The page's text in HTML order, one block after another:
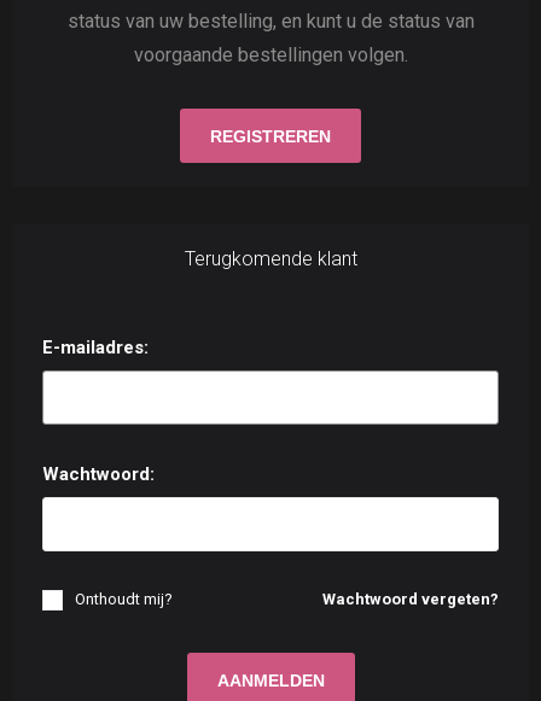
status van uw bestelling, en kunt u de status van
voorgaande bestellingen volgen.
Terugkomende klant
E-mailadres:
Wachtwoord:
Wachtwoord vergeten?
Onthoudt mij?